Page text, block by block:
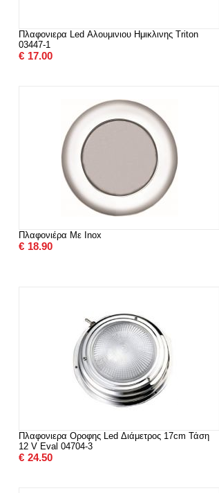
Πλαφονιερα Led Αλουμινιου Ημικλινης Triton
03447-1
€ 17.00
Πλαφονιέρα Με Inox
€ 18.90
Πλαφονιερα Οροφης Led Διάμετρος 17cm Τάση
12 V Eval 04704-3
€ 24.50